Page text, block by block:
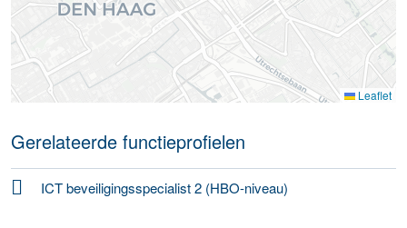
Leaflet
Gerelateerde functieprofielen
ICT beveiligingsspecialist 2 (HBO-niveau)